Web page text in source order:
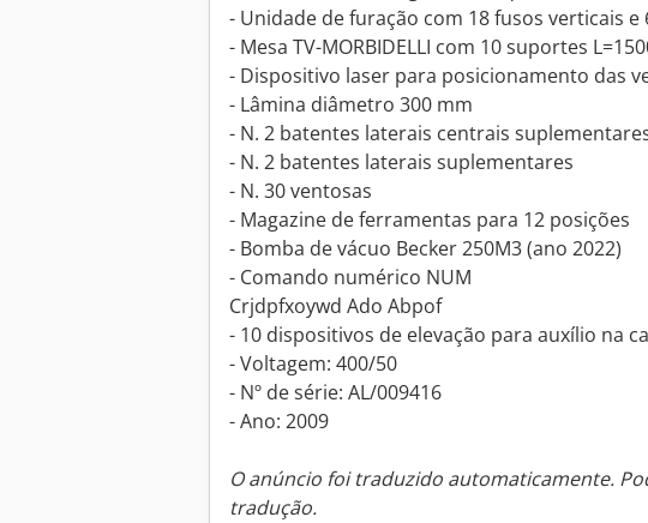
- Unidade de furação com 18 fusos verticais
- Mesa TV-MORBIDELLI com 10 suportes
- Dispositivo laser para posicionamento das
- Lâmina diâmetro 300 mm
- N. 2 batentes laterais centrais
- N. 2 batentes laterais suplementares
- N. 30 ventosas
- Magazine de ferramentas para 12 posições
- Bomba de vácuo Becker 250M3 (ano 2022)
- Comando numérico NUM
Crjdpfxoywd Ado Abpof
- 10 dispositivos de elevação para auxílio na
- Voltagem: 400/50
- Nº de série: AL/009416
- Ano: 2009
O anúncio foi traduzido automaticamente.
tradução.